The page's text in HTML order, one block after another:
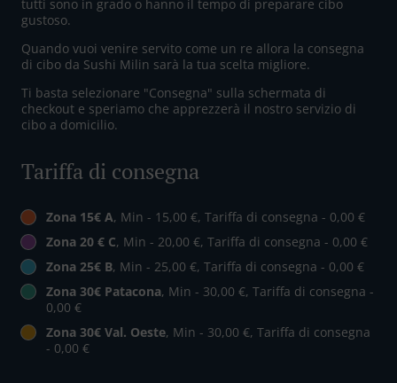
tutti sono in grado o hanno il tempo di preparare cibo
gustoso.
Quando vuoi venire servito come un re allora la consegna
di cibo da Sushi Milin sarà la tua scelta migliore.
Ti basta selezionare "Consegna" sulla schermata di
checkout e speriamo che apprezzerà il nostro servizio di
cibo a domicilio.
Tariffa di consegna
Zona 15€ A, Min - 15,00 €, Tariffa di consegna - 0,00 €
Zona 20 € C, Min - 20,00 €, Tariffa di consegna - 0,00 €
Zona 25€ B, Min - 25,00 €, Tariffa di consegna - 0,00 €
Zona 30€ Patacona, Min - 30,00 €, Tariffa di consegna -
0,00 €
Zona 30€ Val. Oeste, Min - 30,00 €, Tariffa di consegna
- 0,00 €